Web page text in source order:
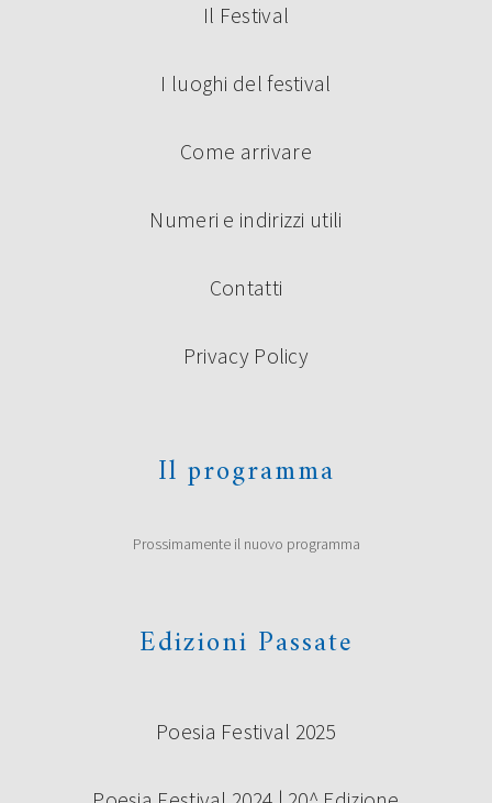
Il Festival
I luoghi del festival
Come arrivare
Numeri e indirizzi utili
Contatti
Privacy Policy
Il programma
Prossimamente il nuovo programma
Edizioni Passate
Poesia Festival 2025